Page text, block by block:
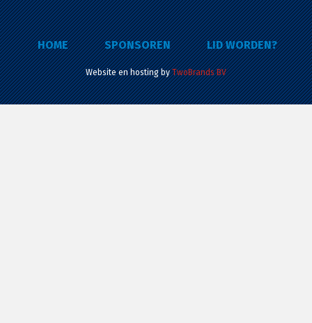
HOME SPONSOREN LID WORDEN?
Website en hosting byTwoBrands BV